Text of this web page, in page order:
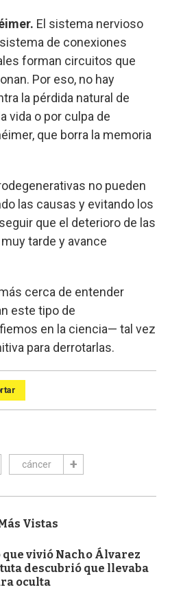
El sistema nervioso
de conexiones
forman circuitos que
Por eso, no hay
la pérdida natural de
vida o por culpa de
que borra la memoria
no pueden
las causas y evitando los
que el deterioro de las
tarde y avance
cerca de entender
este tipo de
en la ciencia— tal vez
para derrotarlas.
cáncer
Vistas
vivió Nacho Álvarez
descubrió que llevaba
oculta